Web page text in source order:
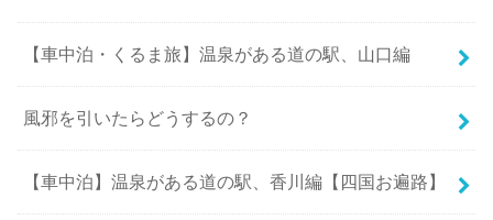
【車中泊・くるま旅】温泉がある道の駅、山口編
風邪を引いたらどうするの？
【車中泊】温泉がある道の駅、香川編【四国お遍路】